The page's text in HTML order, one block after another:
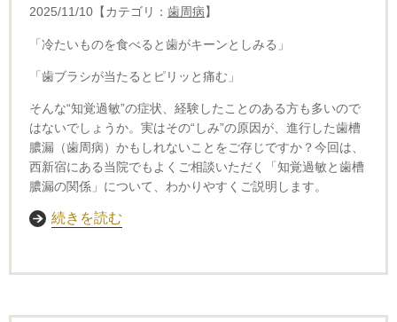
2025/11/10【カテゴリ： 歯周病】
「冷たいものを食べると歯がキーンとしみる」
「歯ブラシが当たるとピリッと痛む」
そんな“知覚過敏”の症状、経験したことのある方も多いので
はないでしょうか。 実はその“しみ”の原因が、進行した歯槽
膿漏（歯周病）かもしれないことをご存じですか？今回は、
西新宿にある当院でもよくご相談いただく「知覚過敏と歯槽
膿漏の関係」について、わかりやすくご説明します。
続きを読む